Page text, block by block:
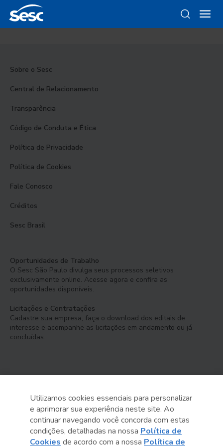
Sobre o Sesc
Central de Relacionamento
Transparência
Código de Conduta e Ética
Política de Privacidade
Política de Cookies
Fale Conosco
Créditos
Sesc Brasil
Oportunidades de Trabalho
O Sesc São Paulo divulga seus processos seletivos
exclusivamente online. Acesse agora e confira as
oportunidades disponíveis.
Licitações e Contratações
Cadastre sua empresa, faça o download dos editais de
interesse e acompanhe as licitações em andamento ou já
concluídas.
Serviço Social do Comércio
Administração Regional no Estado de São Paulo
Utilizamos cookies essenciais para personalizar
e aprimorar sua experiência neste site. Ao
continuar navegando você concorda com estas
condições, detalhadas na nossa Política de
Cookies de acordo com a nossa Política de